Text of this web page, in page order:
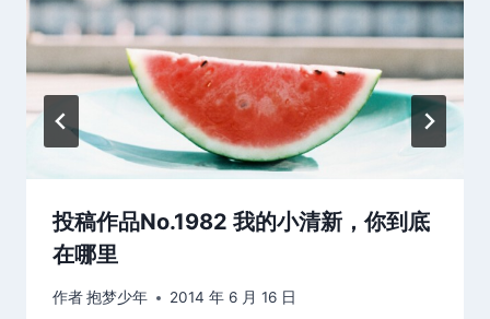
投稿作品No.1982 我的小清新，你到底
在哪里
作者抱梦少年 2014 年 6 月 16 日